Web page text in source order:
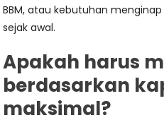
BBM, atau kebutuhan
sejak awal.
Apakah harus
berdasarkan
maksimal?